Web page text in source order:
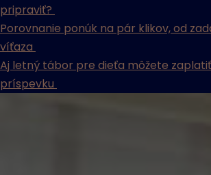
pripraviť?
Porovnanie ponúk na pár klikov, od
víťaza
Aj letný tábor pre dieťa môžete
príspevku